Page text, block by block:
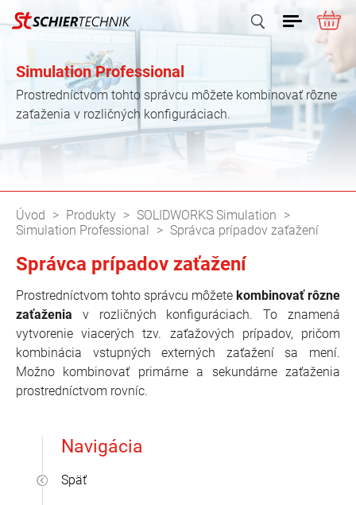
Vyhľadať
Simulation Professional
Prostredníctvom tohto správcu môžete kombinovať rôzne
zaťaženia v rozličných konfiguráciach.
Úvod Produkty
SOLIDWORKS Simulation
Simulation Professional
Správca prípadov zaťažení
Správca prípadov zaťažení
Prostredníctvom tohto správcu môžete kombinovať rôzne
zaťaženia v rozličných konfiguráciach. To znamená
vytvorenie viacerých tzv. zaťažových prípadov, pričom
kombinácia vstupných externých zaťažení sa mení.
Možno kombinovať primárne a sekundárne zaťaženia
prostredníctvom rovníc.
Navigácia
Späť